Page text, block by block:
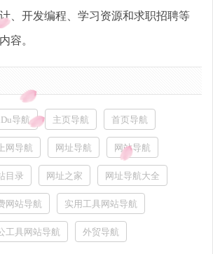
、开发编程、学习资源和求职招聘等
容。
导航 主页导航 首页导航
上网导航 网址导航 网站导航
目录 网址之家 网址导航大全
网站导航 实用工具网站导航
工具网站导航 外贸导航